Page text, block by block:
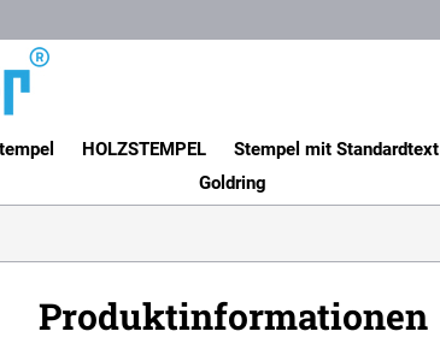
HOLZSTEMPEL Stempel mit Standardtext
Goldring
Produktinformationen